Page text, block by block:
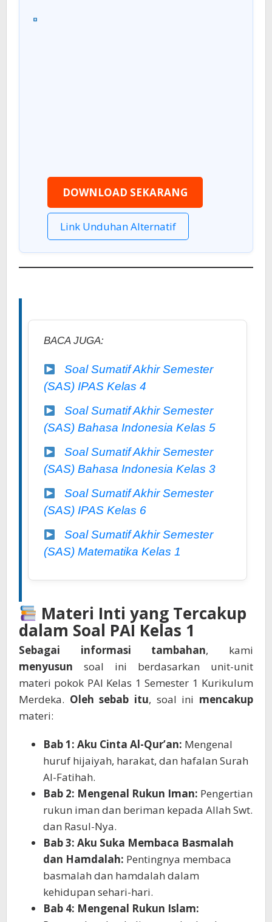
DOWNLOAD SEKARANG
Link Unduhan Alternatif
BACA JUGA:
Soal Sumatif Akhir Semester
(SAS) IPAS Kelas 4
Soal Sumatif Akhir Semester
(SAS) Bahasa Indonesia Kelas 5
Soal Sumatif Akhir Semester
(SAS) Bahasa Indonesia Kelas 3
Soal Sumatif Akhir Semester
(SAS) IPAS Kelas 6
Soal Sumatif Akhir Semester
(SAS) Matematika Kelas 1
Materi Inti yang Tercakup
dalam Soal PAI Kelas 1
Sebagai informasi tambahan, kami
menyusun soal ini berdasarkan unit-unit
materi pokok PAI Kelas 1 Semester 1 Kurikulum
Merdeka. Oleh sebab itu, soal ini mencakup
materi:
Bab 1: Aku Cinta Al-Qur’an: Mengenal
huruf hijaiyah, harakat, dan hafalan Surah
Al-Fatihah.
Bab 2: Mengenal Rukun Iman: Pengertian
rukun iman dan beriman kepada Allah Swt.
dan Rasul-Nya.
Bab 3: Aku Suka Membaca Basmalah
dan Hamdalah: Pentingnya membaca
basmalah dan hamdalah dalam
kehidupan sehari-hari.
Bab 4: Mengenal Rukun Islam: